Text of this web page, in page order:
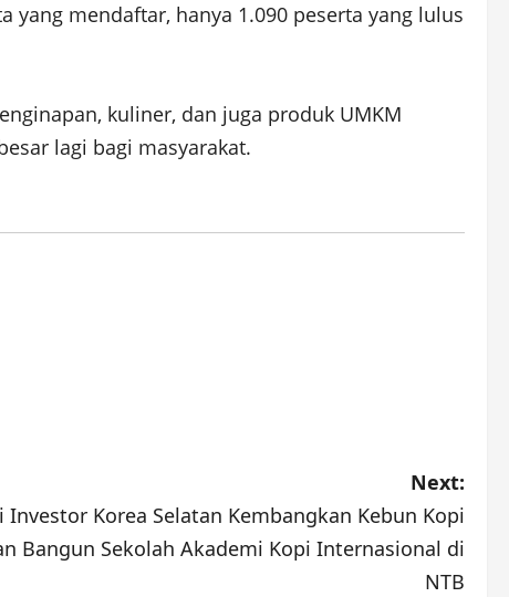
mendaftar, hanya 1.090 peserta yang lulus
kuliner, dan juga produk UMKM
lagi bagi masyarakat.
Next:
Korea Selatan Kembangkan Kebun Kopi
Bangun Sekolah Akademi Kopi Internasional di
NTB